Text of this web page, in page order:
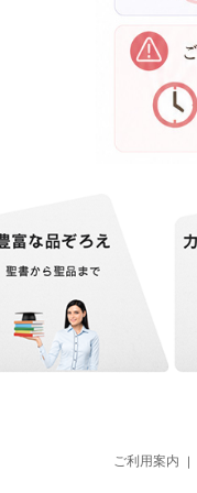
ご利用案内 ｜